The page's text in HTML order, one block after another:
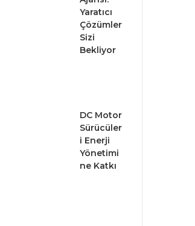
Yaratıcı
Çözümler
Sizi
Bekliyor
DC Motor
Sürücüler
i Enerji
Yönetimi
ne Katkı